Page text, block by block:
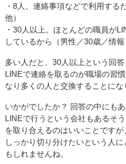
・8人。連絡事項などで利用する
他）
・30人以上。ほとんどの職員が
しているから（男性／30歳／情報
多い人だと、30人以上という回答
LINEで連絡を取るのが職場の習
なり多くの人と交換することにな
いかがでしたか？ 回答の中にも
LINEで行うという会社もあるそ
を取り合えるのはいいことです
しっかり切り分けたいという人
もしれませんね。